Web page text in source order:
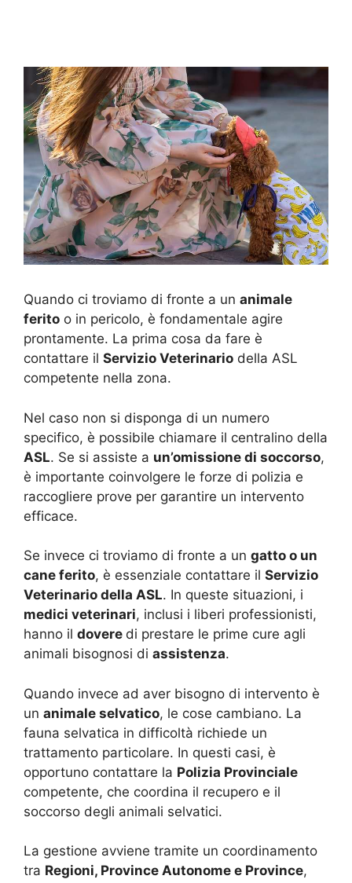
Quando ci troviamo di fronte a un animale
ferito o in pericolo, è fondamentale agire
prontamente. La prima cosa da fare è
contattare il Servizio Veterinario della ASL
competente nella zona.
Nel caso non si disponga di un numero
specifico, è possibile chiamare il centralino della
ASL. Se si assiste a un’omissione di soccorso,
è importante coinvolgere le forze di polizia e
raccogliere prove per garantire un intervento
efficace.
Se invece ci troviamo di fronte a un gatto o un
cane ferito, è essenziale contattare il Servizio
Veterinario della ASL. In queste situazioni, i
medici veterinari, inclusi i liberi professionisti,
hanno il dovere di prestare le prime cure agli
animali bisognosi di assistenza.
Quando invece ad aver bisogno di intervento è
un animale selvatico, le cose cambiano. La
fauna selvatica in difficoltà richiede un
trattamento particolare. In questi casi, è
opportuno contattare la Polizia Provinciale
competente, che coordina il recupero e il
soccorso degli animali selvatici.
La gestione avviene tramite un coordinamento
tra Regioni, Province Autonome e Province,